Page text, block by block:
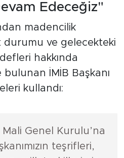
Edeceğiz"
madencilik
ve gelecekteki
hakkında
İMİB Başkanı
kullandı:
Mali Genel Kurulu’na
teşrifleri,